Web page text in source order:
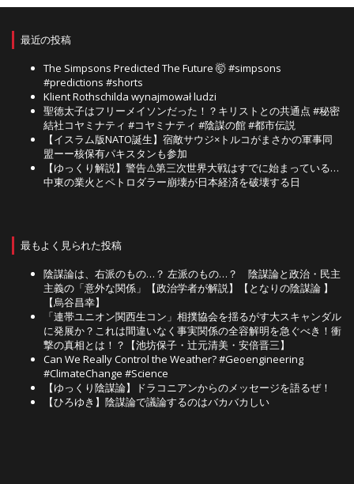
最近の投稿
The Simpsons Predicted The Future 🤯 #simpsons
#predictions #shorts
Klient Rothschilda wynajmował ludzi
聖徳太子はフリーメイソンだった！？キリストとの共通点 #秘密
結社コヤミナティ #コヤミナティ #陰謀の館 #都市伝説
【イスラム版NATO誕生】宿敵サウジ×トルコがまさかの軍事同
盟ーー核保有パキスタンも参加
【ゆっくり解説】警告⚠️第三次世界大戦はすでに始まっている…
中東の業火とペトロダラー崩壊が日本経済を破壊する日
最もよく見られた投稿
陰謀論は、右派のもの…？ 左派のもの…？ 陰謀論と政治・民主
主義の「意外な関係」【政治学者が解説】【となりの陰謀論 】
【烏谷昌幸】
「連帯ユニオン関西生コン」相撲協会を揺るがす大スキャンダル
に発展か？これは間違いなく事実関係の全容解明を急ぐべき！衝
撃の真相とは！？【池坊保子・辻元清美・安倍晋三】
Can We Really Control the Weather? #Geoengineering
#ClimateChange #Science
【ゆっくり陰謀論】ドラコニアンからのメッセージを語るぜ！
【ひろゆき】陰謀論で議論するのはバカバカしい